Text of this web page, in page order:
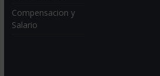
Compensacion y
Salario